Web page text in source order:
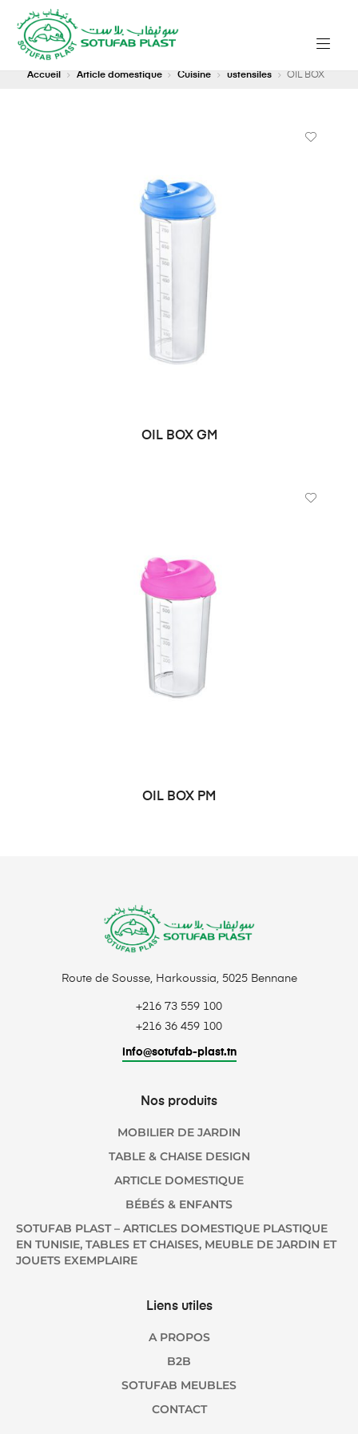
Accueil Article domestique Cuisine ustensiles OIL BOX
OIL BOX GM
OIL BOX PM
Route de Sousse, Harkoussia, 5025 Bennane
+216 73 559 100
+216 36 459 100
info@sotufab-plast.tn
Nos produits
MOBILIER DE JARDIN
TABLE & CHAISE DESIGN
ARTICLE DOMESTIQUE
BÉBÉS & ENFANTS
SOTUFAB PLAST – ARTICLES DOMESTIQUE PLASTIQUE
EN TUNISIE, TABLES ET CHAISES, MEUBLE DE JARDIN ET
JOUETS EXEMPLAIRE
Liens utiles
A PROPOS
B2B
SOTUFAB MEUBLES
CONTACT